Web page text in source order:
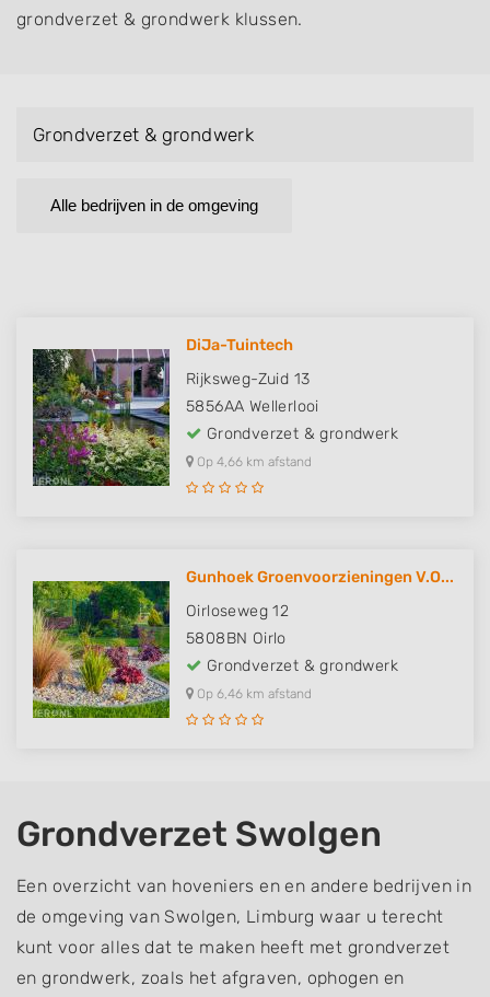
grondverzet & grondwerk klussen.
Grondverzet & grondwerk
Alle bedrijven in de omgeving
DiJa-Tuintech
Rijksweg-Zuid 13
5856AA Wellerlooi
Grondverzet & grondwerk
Op 4,66 km afstand
Gunhoek Groenvoorzieningen V.O...
Oirloseweg 12
5808BN Oirlo
Grondverzet & grondwerk
Op 6,46 km afstand
Grondverzet Swolgen
Een overzicht van hoveniers en en andere bedrijven in
de omgeving van Swolgen, Limburg waar u terecht
kunt voor alles dat te maken heeft met grondverzet
en grondwerk, zoals het afgraven, ophogen en